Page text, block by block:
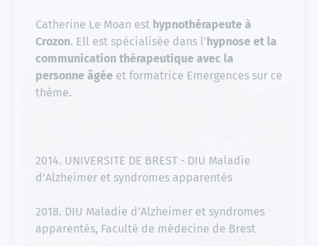
Catherine Le Moan est hypnothérapeute à
Crozon. Ell est spécialisée dans l'hypnose et la
communication thérapeutique avec la
personne âgée et formatrice Emergences sur ce
thème.
2014. UNIVERSITE DE BREST - DIU Maladie
d'Alzheimer et syndromes apparentés
2018. DIU Maladie d’Alzheimer et syndromes
apparentés, Faculté de médecine de Brest